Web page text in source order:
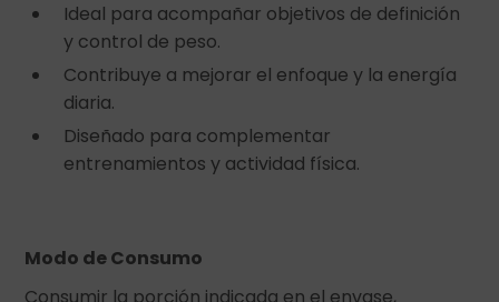
Ideal para acompañar objetivos de definición
y control de peso.
Contribuye a mejorar el enfoque y la energía
diaria.
Diseñado para complementar
entrenamientos y actividad física.
Modo de Consumo